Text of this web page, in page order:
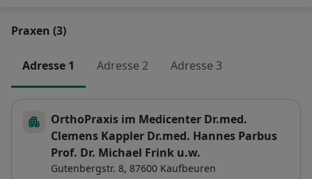
Praxen (3)
Adresse 1 Adresse 2 Adresse 3
OrthoPraxis im Medicenter Dr.med.
Clemens Kappler Dr.med. Hannes Parbus
Prof. Dr. Michael Frink u.w.
Gutenbergstr. 8, 87600 Kaufbeuren